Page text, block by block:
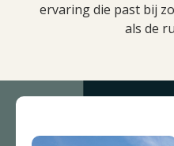
ervaring die past bij
als de